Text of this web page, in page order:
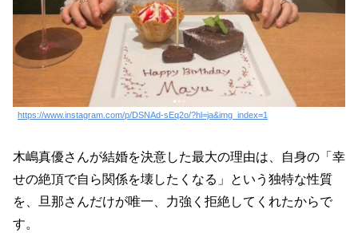
https://www.instagram.com/p/DSNAd-sEq2o/?hl=ja&img_index=1
木嶋真優さんが結婚を決意した最大の理由は、自身の「幸
せの絶頂で自ら関係を壊したくなる」という独特な性質
を、旦那さんだけが唯一、力強く拒絶してくれたからで
す。